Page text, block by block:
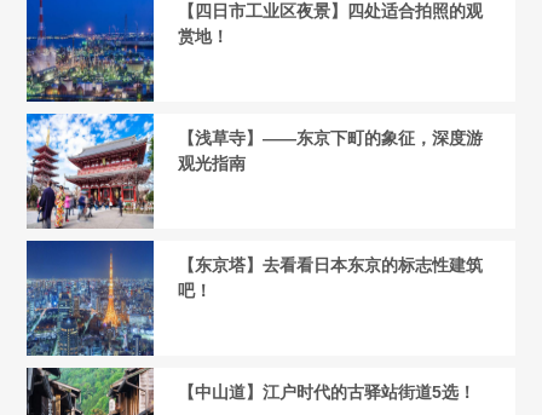
【四日市工业区夜景】四处适合拍照的观
赏地！
【浅草寺】——东京下町的象征，深度游
观光指南
【东京塔】去看看日本东京的标志性建筑
吧！
【中山道】江户时代的古驿站街道5选！